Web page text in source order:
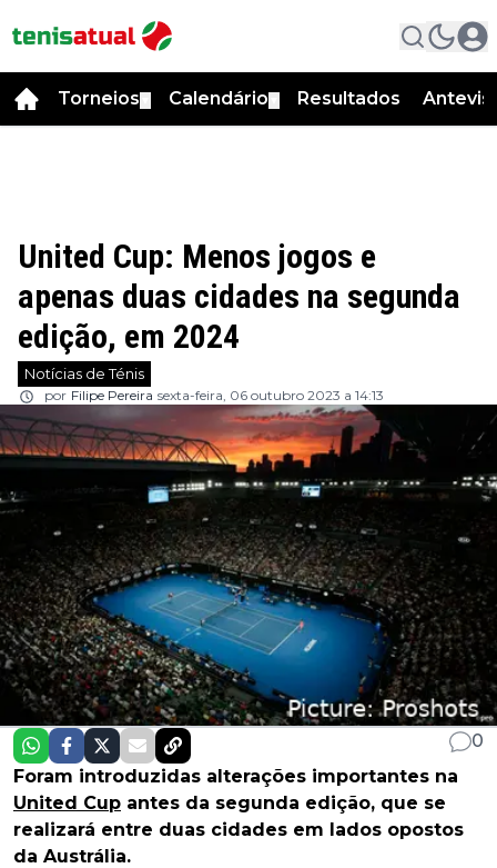
Torneios Calendário Resultados
United Cup: Menos jogos e
apenas duas cidades na segunda
edição, em 2024
Notícias de Ténis
por Filipe Pereira sexta-feira, 06 outubro 2023 a 14:13
0
Foram introduzidas alterações importantes na
United Cup antes da segunda edição, que se
realizará entre duas cidades em lados opostos
da Austrália.